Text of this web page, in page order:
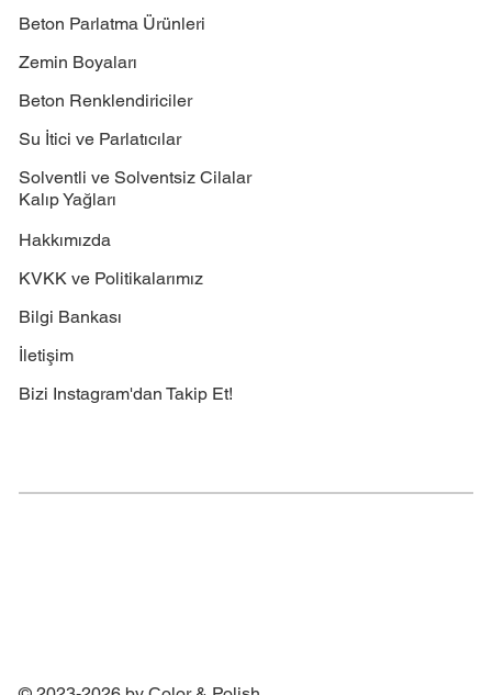
Beton Parlatma Ürünleri
Zemin Boyaları
Beton Renklendiriciler
Su İtici ve Parlatıcılar
Solventli ve Solventsiz Cilalar
Kalıp Yağları
Hakkımızda
KVKK ve Politikalarımız
Bilgi Bankası
İletişim
Bizi Instagram'dan Takip Et!